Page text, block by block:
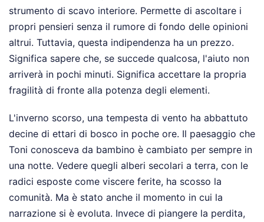
strumento di scavo interiore. Permette di ascoltare i
propri pensieri senza il rumore di fondo delle opinioni
altrui. Tuttavia, questa indipendenza ha un prezzo.
Significa sapere che, se succede qualcosa, l'aiuto non
arriverà in pochi minuti. Significa accettare la propria
fragilità di fronte alla potenza degli elementi.
L'inverno scorso, una tempesta di vento ha abbattuto
decine di ettari di bosco in poche ore. Il paesaggio che
Toni conosceva da bambino è cambiato per sempre in
una notte. Vedere quegli alberi secolari a terra, con le
radici esposte come viscere ferite, ha scosso la
comunità. Ma è stato anche il momento in cui la
narrazione si è evoluta. Invece di piangere la perdita,